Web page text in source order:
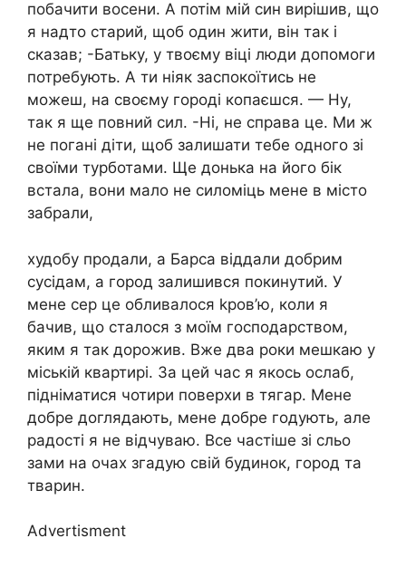
побачити восени. А потім мій син вирішив, що
я надто старий, щоб один жити, він так і
сказав; -Батьку, у твоєму віці люди допомоги
потребують. А ти ніяк заспокоїтись не
можеш, на своєму городі копаєшся. — Ну,
так я ще повний сил. -Ні, не справа це. Ми ж
не погані діти, щоб залишати тебе одного зі
своїми турботами. Ще донька на його бік
встала, вони мало не силоміць мене в місто
забрали,
худобу продали, а Барса віддали добрим
сусідам, а город залишився покинутий. У
мене сер це обливалося kров’ю, коли я
бачив, що сталося з моїм господарством,
яким я так дорожив. Вже два роки мешкаю у
міській квартирі. За цей час я якось ослаб,
підніматися чотири поверхи в тягар. Мене
добре доглядають, мене добре годують, але
радості я не відчуваю. Все частіше зі сльо
зами на очах згадую свій будинок, город та
тварин.
Advertisment